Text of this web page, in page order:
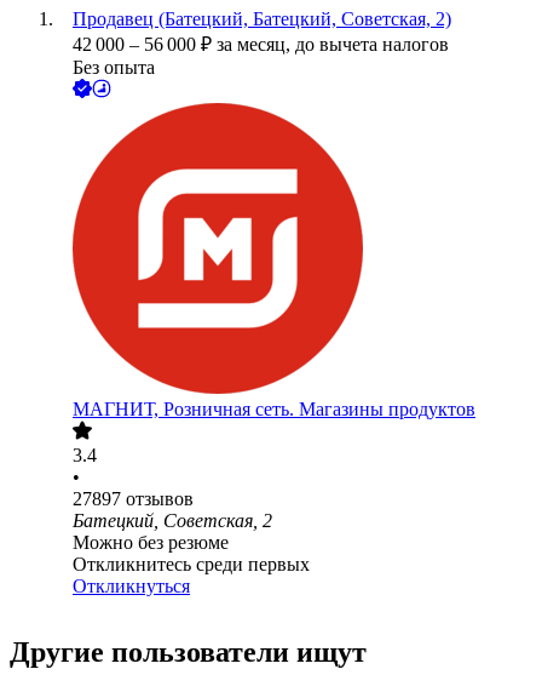
Продавец (Батецкий, Батецкий, Советская, 2)
42 000 – 56 000 ₽ за месяц, до вычета налогов
Без опыта
МАГНИТ, Розничная сеть. Магазины продуктов
3.4
•
27897 отзывов
Батецкий, Советская, 2
Можно без резюме
Откликнитесь среди первых
Откликнуться
Другие пользователи ищут